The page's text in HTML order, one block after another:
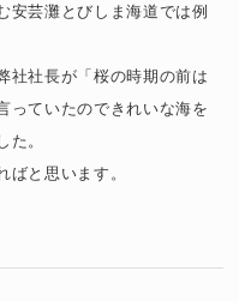
安芸灘とびしま海道では例
社社長が「桜の時期の前は
っていたのできれいな海を
た。
ばと思います。